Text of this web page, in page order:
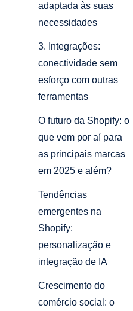
adaptada às suas
necessidades
3. Integrações:
conectividade sem
esforço com outras
ferramentas
O futuro da Shopify: o
que vem por aí para
as principais marcas
em 2025 e além?
Tendências
emergentes na
Shopify:
personalização e
integração de IA
Crescimento do
comércio social: o